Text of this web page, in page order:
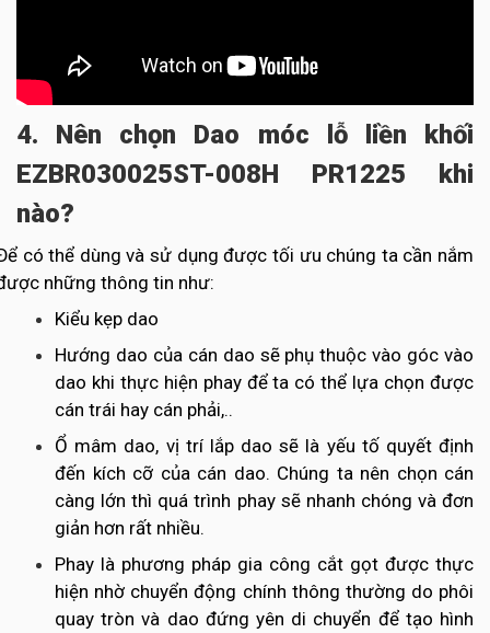
4. Nên chọn Dao móc lỗ liền khối
EZBR030025ST-008H PR1225 khi
nào?
có thể dùng và sử dụng được tối ưu chúng ta cần nắm
những thông tin như:
Kiểu kẹp dao
Hướng dao của cán dao sẽ phụ thuộc vào góc vào
dao khi thực hiện phay để ta có thể lựa chọn được
cán trái hay cán phải,..
Ổ mâm dao, vị trí lắp dao sẽ là yếu tố quyết định
đến kích cỡ của cán dao. Chúng ta nên chọn cán
càng lớn thì quá trình phay sẽ nhanh chóng và đơn
giản hơn rất nhiều.
Phay là phương pháp gia công cắt gọt được thực
hiện nhờ chuyển động chính thông thường do phôi
quay tròn và dao đứng yên di chuyển để tạo hình